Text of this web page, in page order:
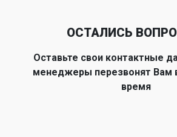
ОСТАЛИСЬ
Оставьте свои контактные
менеджеры перезвонят Вам
время